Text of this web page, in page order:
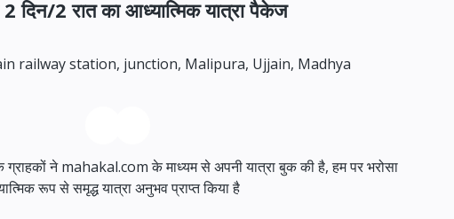
दिन/2 रात का आध्यात्मिक यात्रा पैकेज
railway station, junction, Malipura, Ujjain, Madhya
ने mahakal.com के माध्यम से अपनी यात्रा बुक की है, हम पर भरोसा
रूप से समृद्ध यात्रा अनुभव प्राप्त किया है